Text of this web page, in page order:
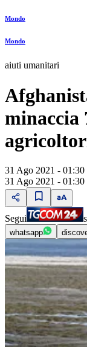
Mondo
Mondo
aiuti umanitari
minaccia
31 Ago 2021 - 01:30
31 Ago 2021 - 01:30
Segui
whatsapp